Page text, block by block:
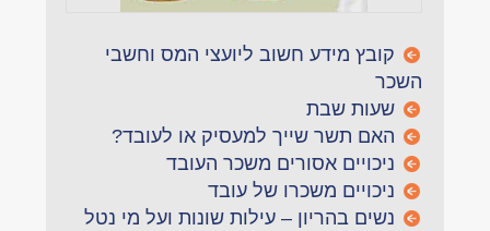
קובץ מידע חשוב ליועצי המס וחשבי
השכר
שעות שבת
האם תשר שייך למעסיק או לעובד?
ניכויים אסורים משכר העובד
ניכויים משכרו של עובד
נשים בהריון – עילות שונות ועל מי נטל